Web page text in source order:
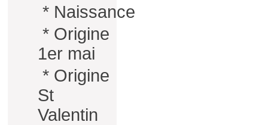
* Naissance
* Origine
1er mai
* Origine
St
Valentin